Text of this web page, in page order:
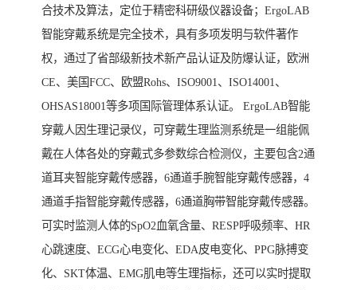
合技术及算法，定位于精密科研级仪器设备；ErgoLAB
智能穿戴系统是完全技术，具有多项发明与软件著作
权，通过了省部级新技术新产品认证及防爆认证，欧洲
CE、美国FCC、欧盟Rohs、ISO9001、ISO14001、
OHSAS18001等多项国际管理体系认证。 ErgoLAB智能
穿戴人因生理记录仪，可穿戴生理监测系统是一组能佩
戴在人体各处的穿戴式多参数综合检测仪，主要包含2通
道耳夹智能穿戴传感器，6通道手腕智能穿戴传感器，4
通道手指智能穿戴传感器，6通道胸带智能穿戴传感器。
可实时监测人体的SpO2血氧含量、RESP呼吸频率、HR
心跳速度、ECG心电变化、EDA皮电变化、PPG脉搏变
化、SKT体温、EMG肌电等生理指标，还可以实时提取